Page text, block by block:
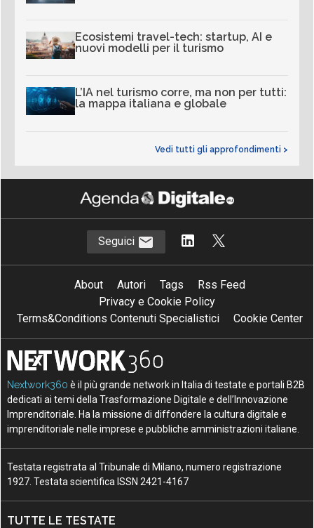
Ecosistemi travel-tech: startup, AI e
nuovi modelli per il turismo
L’IA nel turismo corre, ma non per tutti:
la mappa italiana e globale
Vedi tutti gli approfondimenti >
Seguici
About Autori Tags
Rss Feed
Privacy e Cookie Policy
Terms&Conditions Contenuti Specialistici
Cookie Center
Nextwork360 è il più grande network in Italia di testate e portali B2B
dedicati ai temi della Trasformazione Digitale e dell’Innovazione
Imprenditoriale. Ha la missione di diffondere la cultura digitale e
imprenditoriale nelle imprese e pubbliche amministrazioni italiane.
Testata registrata al Tribunale di Milano, numero registrazione
1927. Testata scientifica ISSN 2421-4167
TUTTE LE TESTATE